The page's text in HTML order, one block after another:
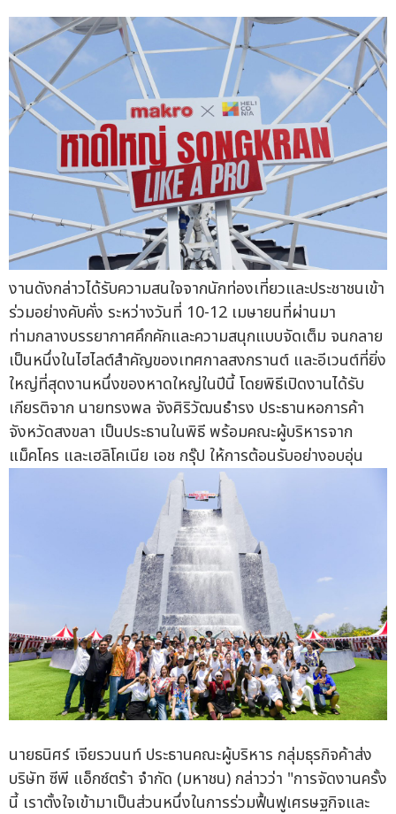
งานดังกล่าวได้รับความสนใจจากนักท่องเที่ยวและประชาชนเข้า
ร่วมอย่างคับคั่ง ระหว่างวันที่ 10-12 เมษายนที่ผ่านมา
ท่ามกลางบรรยากาศคึกคักและความสนุกแบบจัดเต็ม จนกลาย
เป็นหนึ่งในไฮไลต์สำคัญของเทศกาลสงกรานต์ และอีเวนต์ที่ยิ่ง
ใหญ่ที่สุดงานหนึ่งของหาดใหญ่ในปีนี้ โดยพิธีเปิดงานได้รับ
เกียรติจาก นายทรงพล จังศิริวัฒนธำรง ประธานหอการค้า
จังหวัดสงขลา เป็นประธานในพิธี พร้อมคณะผู้บริหารจาก
แม็คโคร และเฮลิโคเนีย เอช กรุ๊ป ให้การต้อนรับอย่างอบอุ่น
นายธนิศร์ เจียรวนนท์ ประธานคณะผู้บริหาร กลุ่มธุรกิจค้าส่ง
บริษัท ซีพี แอ็กซ์ตร้า จำกัด (มหาชน) กล่าวว่า "การจัดงานครั้ง
นี้ เราตั้งใจเข้ามาเป็นส่วนหนึ่งในการร่วมฟื้นฟูเศรษฐกิจและ